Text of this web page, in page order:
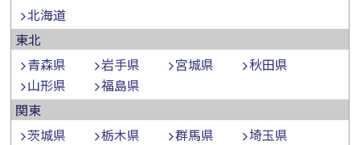
北海道
東北
青森県
岩手県 宮城県
秋田県
山形県
福島県
関東
茨城県
栃木県 群馬県
埼玉県